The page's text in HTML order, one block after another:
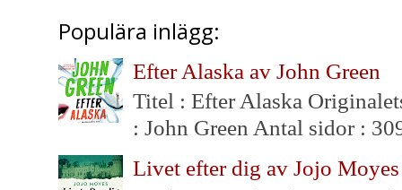
Populära inlägg:
Efter Alaska av John Green
Titel : Efter Alaska
: John Green Antal sidor :
Livet efter dig av Jojo Moyes